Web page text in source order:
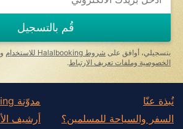
ignore
this
field
قُم بالتسجيل
بتسجيلي، أوافق على شروط Halalbooking للاستخدام و
الخصوصية وملفات تعريف الارتباط .
نُبذة عنّا
السفر والسياحة للمسلمين؟
مدوّنة Halalbooking
أرشيف